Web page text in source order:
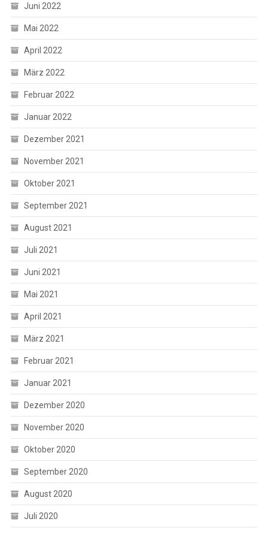
Juni 2022
Mai 2022
April 2022
März 2022
Februar 2022
Januar 2022
Dezember 2021
November 2021
Oktober 2021
September 2021
August 2021
Juli 2021
Juni 2021
Mai 2021
April 2021
März 2021
Februar 2021
Januar 2021
Dezember 2020
November 2020
Oktober 2020
September 2020
August 2020
Juli 2020